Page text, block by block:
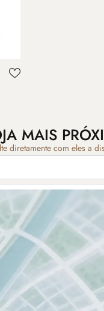
MAIS
diretamente com eles a